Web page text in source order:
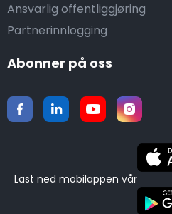
Ansvarlig offentliggjøring
Partnerinnlogging
Abonner på oss
Last ned mobilappen vår